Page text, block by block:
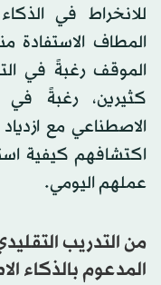
للانخراط في
المطاف
الموقف رغبةً في
كثيرين، رغبةً في
الاصطناعي مع
اكتشافهم كيفية
عملهم اليومي.
من التدريب
المدعوم بالذكاء